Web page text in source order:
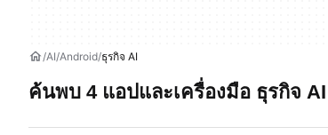
AI Android ธุรกิจ AI
ค้นพบ 4 แอปและเครื่องมือ ธุรกิจ AI